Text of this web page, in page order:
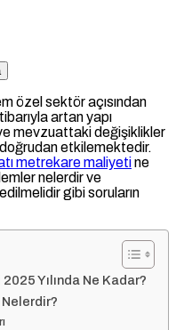
özel sektör açısından
artan yapı
mevzuattaki değişiklikler
etkilemektedir.
metrekare maliyetine
nelerdir ve
gibi soruların
Yılında Ne Kadar?